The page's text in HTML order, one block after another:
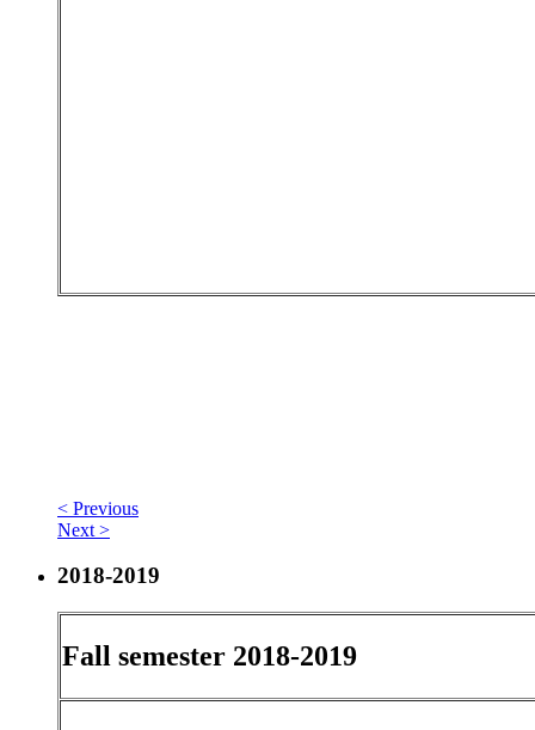
< Previous
Next >
2018-2019
Fall semester 2018-2019